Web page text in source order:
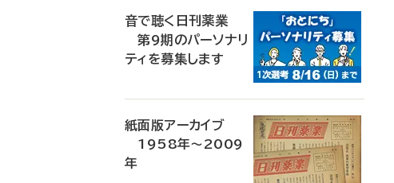
音で聴く日刊薬業
第9期のパーソナリ
ティを募集します
紙面版アーカイブ
1958年～2009
年